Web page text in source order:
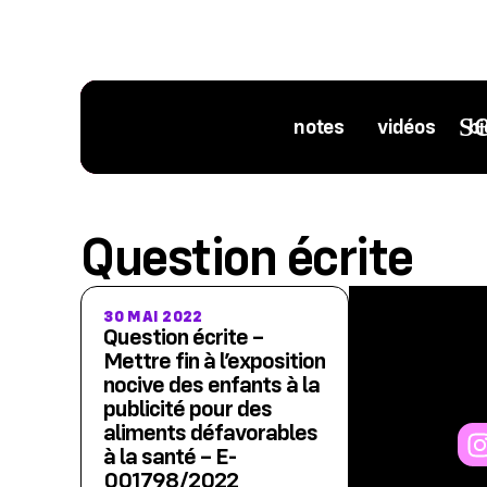
notes vidéos
Question écrite
30 MAI 2022
Question écrite –
Mettre fin à l’exposition
nocive des enfants à la
publicité pour des
aliments défavorables
à la santé – E-
001798/2022